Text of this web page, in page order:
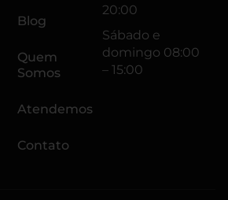
Blog
Quem
Somos
Atendemos
Contato
20:00
Sábado e
domingo 08:00
– 15:00